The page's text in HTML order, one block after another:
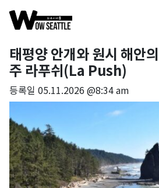
태평양 안개와 원시 해안
주 라푸쉬(La Push)
등록일 05.11.2026 @8:34 am